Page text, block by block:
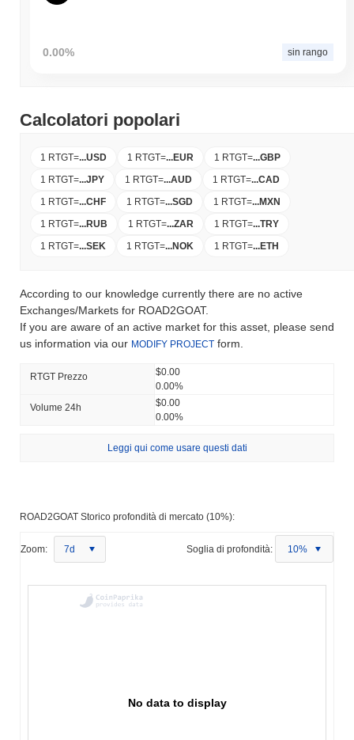
0.00% sin rango
Calcolatori popolari
1 RTGT=...USD 1 RTGT=...EUR 1 RTGT=...GBP
1 RTGT=...JPY 1 RTGT=...AUD 1 RTGT=...CAD
1 RTGT=...CHF 1 RTGT=...SGD 1 RTGT=...MXN
1 RTGT=...RUB 1 RTGT=...ZAR 1 RTGT=...TRY
1 RTGT=...SEK 1 RTGT=...NOK 1 RTGT=...ETH
According to our knowledge currently there are no active
Exchanges/Markets for ROAD2GOAT.
If you are aware of an active market for this asset, please send
us information via our MODIFY PROJECT form.
RTGT Prezzo
$0.00
0.00%
Volume 24h
$0.00
0.00%
Leggi qui come usare questi dati
ROAD2GOAT Storico profondità di mercato (10%):
Zoom: 7d Soglia di profondità: 10%
No data to display